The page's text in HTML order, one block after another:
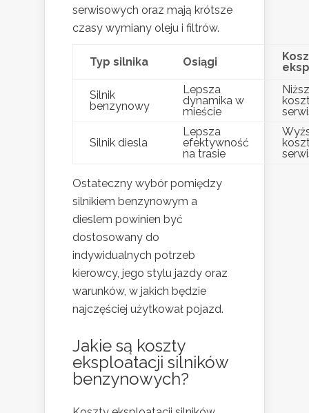
serwisowych oraz mają krótsze
czasy wymiany oleju i filtrów.
Typ silnika Osiągi
Silnik
benzynowy
Lepsza
dynamika w
mieście
Silnik diesla
Lepsza
efektywność
na trasie
Ostateczny wybór pomiędzy
silnikiem benzynowym a
dieslem powinien być
dostosowany do
indywidualnych potrzeb
kierowcy, jego stylu jazdy oraz
warunków, w jakich będzie
najczęściej użytkował pojazd.
Jakie są koszty
eksploatacji silników
benzynowych?